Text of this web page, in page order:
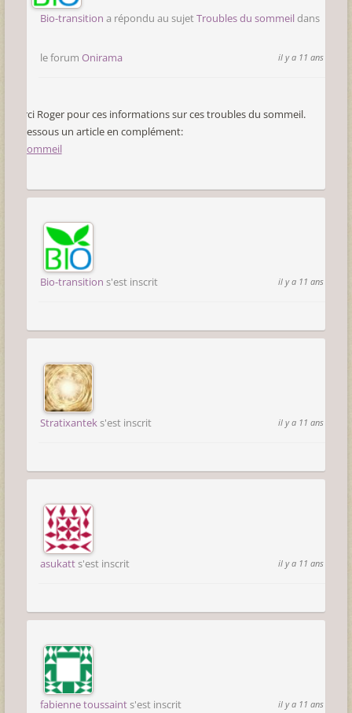
Bio-transition a répondu au sujetTroubles du sommeildans
le forumOnirama il y a 11 ans
Merci Roger pour ces informations sur ces troubles du sommeil.
Ci-dessous un article en complément:
Le sommeil
Bio-transition s'est inscrit il y a 11 ans
Stratixanteks'est inscrit il y a 11 ans
asukatts'est inscrit il y a 11 ans
fabienne toussaints'est inscrit il y a 11 ans